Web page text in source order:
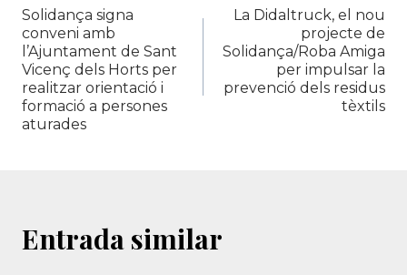
d'entrades
Solidança signa
conveni amb
l’Ajuntament de Sant
Vicenç dels Horts per
realitzar orientació i
formació a persones
aturades
La Didaltruck, el nou
projecte de
Solidança/Roba Amiga
per impulsar la
prevenció dels residus
tèxtils
Entrada similar